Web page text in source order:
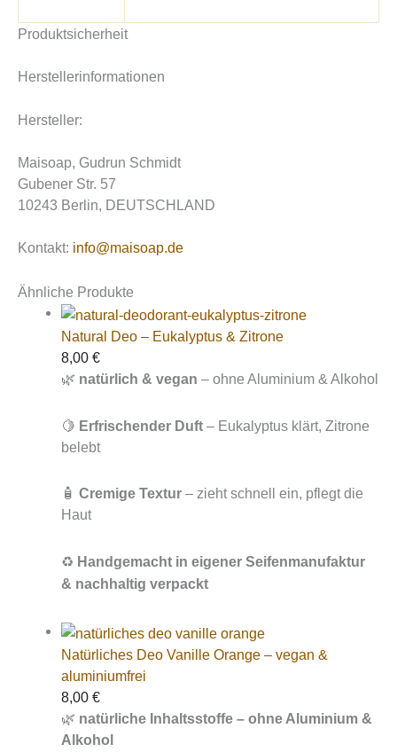
Produktsicherheit
Herstellerinformationen
Hersteller:
Maisoap, Gudrun Schmidt
Gubener Str. 57
10243 Berlin, DEUTSCHLAND
Kontakt: info@maisoap.de
Ähnliche Produkte
Natural Deo – Eukalyptus & Zitrone
8,00€
🌿 natürlich & vegan – ohne Aluminium & Alkohol
🍋 Erfrischender Duft – Eukalyptus klärt, Zitrone
belebt
🧴Cremige Textur – zieht schnell ein, pflegt die
Haut
♻️ Handgemacht in eigener Seifenmanufaktur
& nachhaltig verpackt
Natürliches Deo Vanille Orange – vegan &
aluminiumfrei
8,00€
🌿 natürliche Inhaltsstoffe – ohne Aluminium &
Alkohol